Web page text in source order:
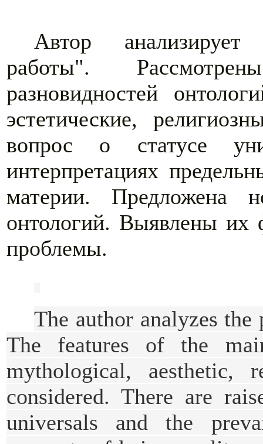
Автор анализирует
работы".
разновидностей
эстетические,
вопрос о статусе
интерпретациях
материи. Предложена
онтологий. Выявлены их
проблемы.
The author analyzes
The features of the
mythological, aesthetic,
considered. There are
universals and the